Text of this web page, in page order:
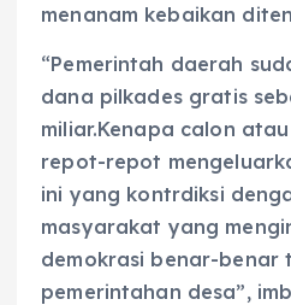
menanam kebaikan
“Pemerintah daerah
dana pilkades gratis
miliar.Kenapa calon
repot-repot
ini yang kontrdiksi
masyarakat yang
demokrasi benar-benar
pemerintahan desa”,